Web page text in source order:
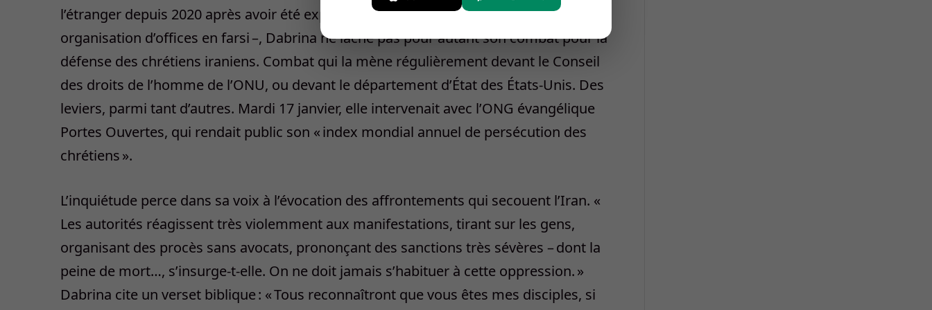
l’étranger depuis 2020 après avoir été exposés à de lourdes peines de prison pour
organisation d’offices en farsi –, Dabrina ne lâche pas pour autant son combat pour la
défense des chrétiens iraniens. Combat qui la mène régulièrement devant le Conseil
des droits de l’homme de l’ONU, ou devant le département d’État des États-Unis. Des
leviers, parmi tant d’autres. Mardi 17 janvier, elle intervenait avec l’ONG évangélique
Portes Ouvertes, qui rendait public son « index mondial annuel de persécution des
chrétiens ».
L’inquiétude perce dans sa voix à l’évocation des affrontements qui secouent l’Iran. «
Les autorités réagissent très violemment aux manifestations, tirant sur les gens,
organisant des procès sans avocats, prononçant des sanctions très sévères – dont la
peine de mort…, s’insurge-t-elle. On ne doit jamais s’habituer à cette oppression. »
Dabrina cite un verset biblique : « Tous reconnaîtront que vous êtes mes disciples, si